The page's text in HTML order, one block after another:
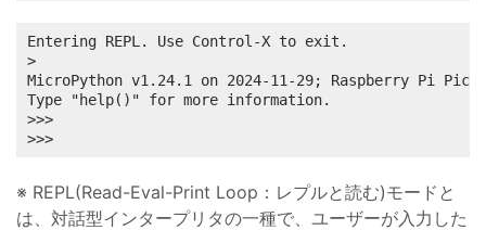
Entering REPL. Use Control-X to exit.
>
MicroPython v1.24.1 on 2024-11-29; Raspberry Pi Pico
Type "help()" for more information.
>>>
>>>
※ REPL(Read-Eval-Print Loop：レプルと読む)モードと
は、対話型インタープリタの一種で、ユーザーが入力した